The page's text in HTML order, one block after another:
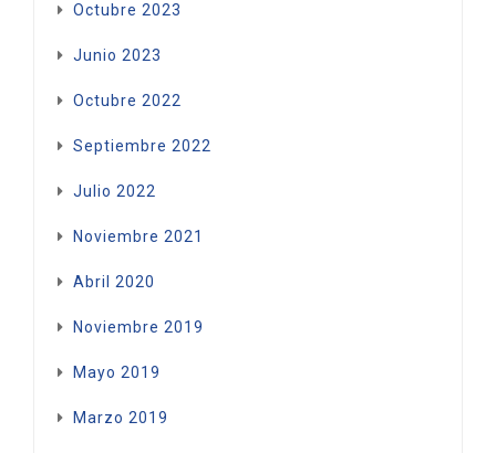
Octubre 2023
Junio 2023
Octubre 2022
Septiembre 2022
Julio 2022
Noviembre 2021
Abril 2020
Noviembre 2019
Mayo 2019
Marzo 2019